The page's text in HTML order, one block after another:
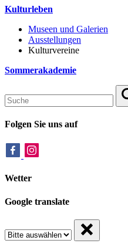
Kulturleben
Museen und Galerien
Ausstellungen
Kulturvereine
Sommerakademie
Folgen Sie uns auf
Wetter
Google translate